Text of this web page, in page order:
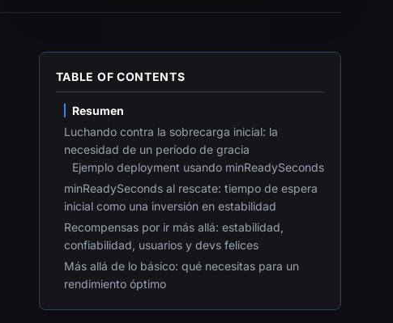
TABLE OF CONTENTS
Resumen
Luchando contra la sobrecarga inicial: la
necesidad de un período de gracia
Ejemplo deployment usando minReadySeconds
minReadySeconds al rescate: tiempo de espera
inicial como una inversión en estabilidad
Recompensas por ir más allá: estabilidad,
confiabilidad, usuarios y devs felices
Más allá de lo básico: qué necesitas para un
rendimiento óptimo